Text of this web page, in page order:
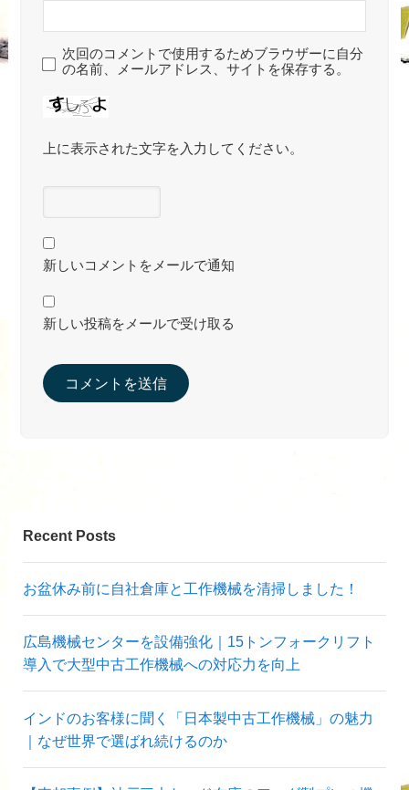
次回のコメントで使用するためブラウザーに自分
の名前、メールアドレス、サイトを保存する。
上に表示された文字を入力してください。
新しいコメントをメールで通知
新しい投稿をメールで受け取る
Recent Posts
お盆休み前に自社倉庫と工作機械を清掃しました！
広島機械センターを設備強化｜15トンフォークリフト
導入で大型中古工作機械への対応力を向上
インドのお客様に聞く「日本製中古工作機械」の魅力
｜なぜ世界で選ばれ続けるのか